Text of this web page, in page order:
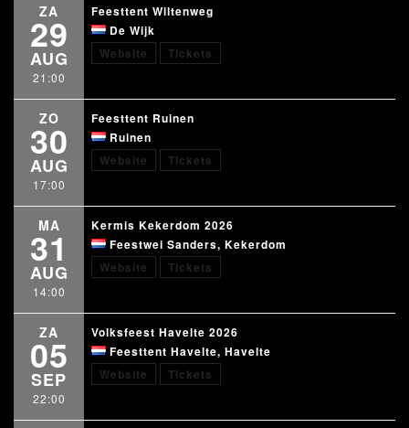
ZA
29
AUG
21:00
Feesttent Wiltenweg
De Wijk
Website
Tickets
ZO
30
AUG
17:00
Feesttent Ruinen
Ruinen
Website
Tickets
MA
31
AUG
14:00
Kermis Kekerdom 2026
Feestwei Sanders, Kekerdom
Website
Tickets
ZA
05
SEP
22:00
Volksfeest Havelte 2026
Feesttent Havelte, Havelte
Website
Tickets